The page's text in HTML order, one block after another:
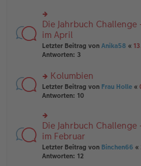
g
er
B
ei
tr
a
g
el
es
e
n
er
tr
a
g
rs
te
r
u
n
el
es
e
er
B
ei
tr
a
g
Die Jahrbuch
im April
Letzter Beitrag von Anika58 «
Antworten: 3
rs
te
u
n
g
el
es
e
Kolumbien
Letzter Beitrag von Frau Holle «
Antworten: 10
rs
te
r
u
n
Die Jahrbuch
im Februar
Letzter Beitrag von Binchen66 «
Antworten: 12